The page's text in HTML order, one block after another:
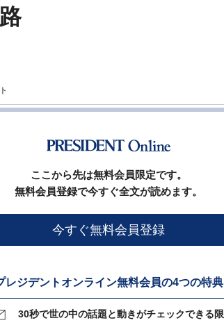
ここから先は無料会員限定です。
無料会員登録で今すぐ全文が読めます。
今すぐ無料会員登録
レジデントオンライン無料会員の4つの特典
30秒で世の中の話題と動きがチェックできる限